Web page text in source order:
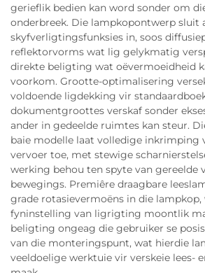
gerieflik bedien kan word sonder om
onderbreek. Die lampkopontwerp sluit
skyfverligtingsfunksies in, soos
reflektorvorms wat lig gelykmatig
direkte beligting wat oëvermoeidheid
voorkom. Grootte-optimalisering
voldoende ligdekking vir
dokumentgroottes verskaf sonder
ander in gedeelde ruimtes kan steur.
baie modelle laat volledige inkrimping
vervoer toe, met stewige
werking behou ten spyte van gereelde
bewegings. Premiêre draagbare
grade rotasievermoëns in die lampkop,
fyninstelling van ligrigting moontlik
beligting ongeag die gebruiker se
van die monteringspunt, wat hierdie
veeldoelige werktuie vir verskeie lees-